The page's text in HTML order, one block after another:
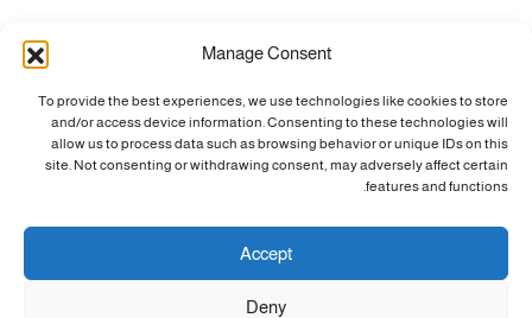
Manage Consent
To provide the best experiences, we use technologies like cookies to store
and/or access device information. Consenting to these technologies will
allow us to process data such as browsing behavior or unique IDs on this
site. Not consenting or withdrawing consent, may adversely affect certain
features and functions.
Accept
Deny